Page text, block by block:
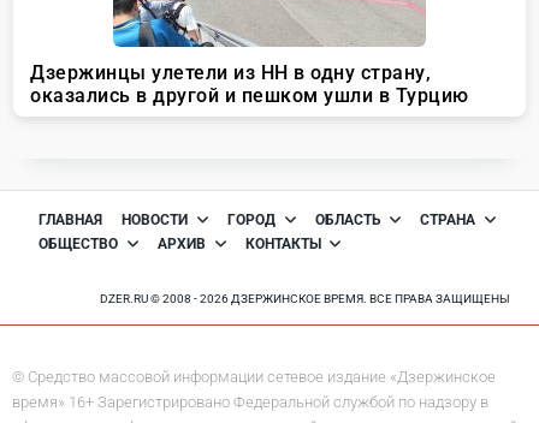
ГЛАВНАЯ НОВОСТИ ГОРОД ОБЛАСТЬ
СТРАНА
ОБЩЕСТВО
АРХИВ КОНТАКТЫ
DZER.RU © 2008 - 2026 ДЗЕРЖИНСКОЕ ВРЕМЯ. ВСЕ ПРАВА ЗАЩИЩЕНЫ
© Средство массовой информации сетевое издание «Дзержинское
время» 16+ Зарегистрировано Федеральной службой по надзору в